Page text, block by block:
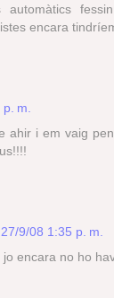
automàtics
encara
m.
ahir i em vaig
27/9/08 1:35 p. m.
encara no ho